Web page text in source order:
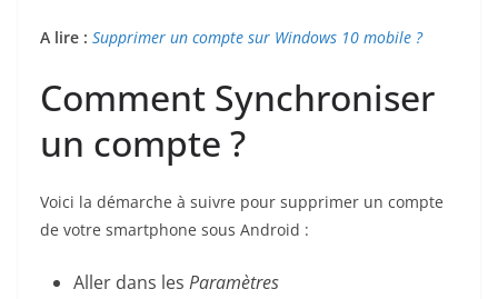
A lire : Supprimer un compte sur Windows 10 mobile ?
Comment Synchroniser
un compte ?
Voici la démarche à suivre pour supprimer un compte
de votre smartphone sous Android :
Aller dans les Paramètres